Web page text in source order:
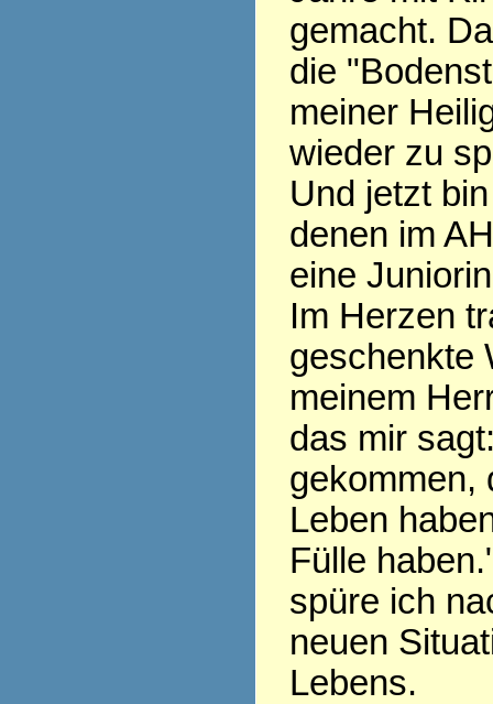
gemacht.
die
meiner
wieder zu
Und jetzt
denen im
eine
Im Herzen
geschenkte
meinem
das mir
gekommen,
Leben
Fülle
spüre ich
neuen
Lebens.